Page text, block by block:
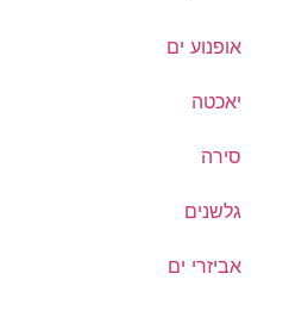
אופנוע ים
יאכטה
סירה
גלשנים
אביזרי ים